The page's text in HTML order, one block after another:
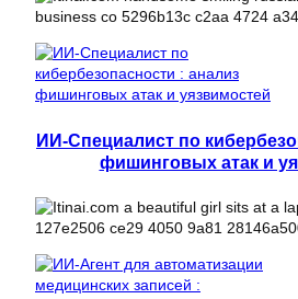
ИИ-Специалист по
фишинговых атак и